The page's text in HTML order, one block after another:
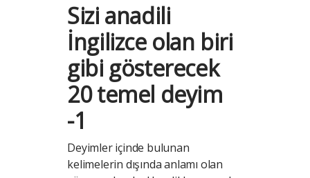
Sizi anadili
İngilizce olan biri
gibi gösterecek
20 temel deyim
-1
Deyimler içinde bulunan
kelimelerin dışında anlamı olan